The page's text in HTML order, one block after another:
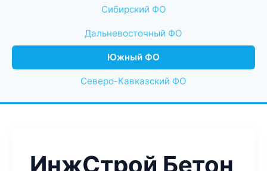
Сибирский ФО
Дальневосточный ФО
Южный ФО
Северо-Кавказский ФО
ИнжСтрой Бетон